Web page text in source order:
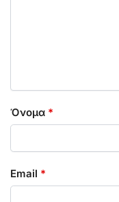
Όνομα *
Email *